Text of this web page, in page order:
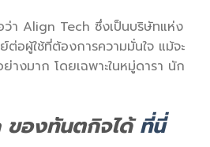
า Align Tech ซึ่งเป็นบริษัทแห่ง
อผู้ใช้ที่ต้องการความมั่นใจ แม้จะ
งมาก โดยเฉพาะในหมู่ดารา นัก
ของทันตกิจได้ที่นี่